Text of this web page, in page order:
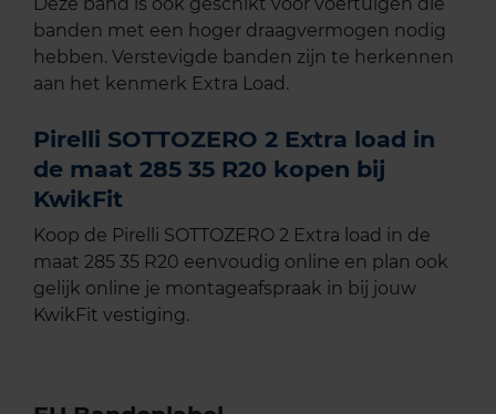
banden met een hoger draagvermogen nodig
hebben. Verstevigde banden zijn te herkennen
aan het kenmerk Extra Load.
Pirelli SOTTOZERO 2 Extra load in
de maat 285 35 R20 kopen bij
KwikFit
Koop de Pirelli SOTTOZERO 2 Extra load in de
maat 285 35 R20 eenvoudig online en plan ook
gelijk online je montageafspraak in bij jouw
KwikFit vestiging.